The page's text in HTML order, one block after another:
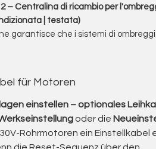
– Centralina di ricambio per
| testata)
garantisce che i sistemi di
ROLAX versione 2 come controllo
e giardini estivi esistenti, laddove il
è più affidabile.
offerta non è stata utilizzata in un
proviene da magazzino o da una
für Motoren
einstellen – optionales
oder die
Rohrmotoren ein Einstellkabel
die Reset-Sequenz über den